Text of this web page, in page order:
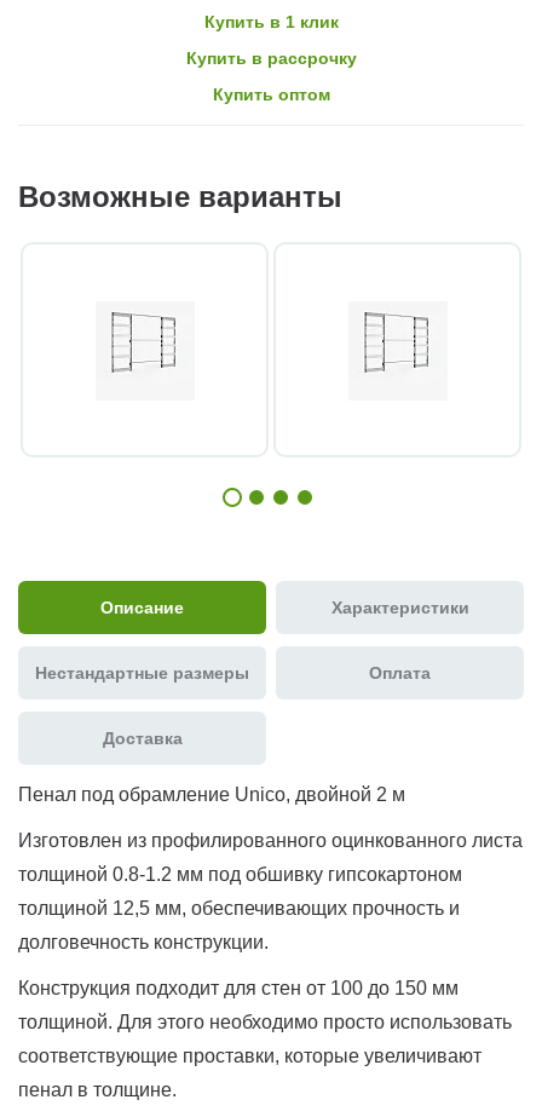
Купить в 1 клик
Купить в рассрочку
Купить оптом
Возможные варианты
Описание Характеристики
Нестандартные размеры Оплата
Доставка
Пенал под обрамление Unico, двойной 2 м
Изготовлен из профилированного оцинкованного листа
толщиной 0.8-1.2 мм под обшивку гипсокартоном
толщиной 12,5 мм, обеспечивающих прочность и
долговечность конструкции.
Конструкция подходит для стен от 100 до 150 мм
толщиной. Для этого необходимо просто использовать
соответствующие проставки, которые увеличивают
пенал в толщине.